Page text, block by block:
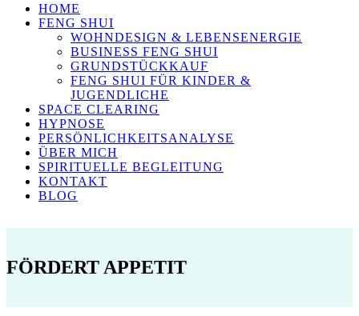
HOME
FENG SHUI
WOHNDESIGN & LEBENSENERGIE
BUSINESS FENG SHUI
GRUNDSTÜCKKAUF
FENG SHUI FÜR KINDER &
JUGENDLICHE
SPACE CLEARING
HYPNOSE
PERSÖNLICHKEITSANALYSE
ÜBER MICH
SPIRITUELLE BEGLEITUNG
KONTAKT
BLOG
FÖRDERT APPETIT